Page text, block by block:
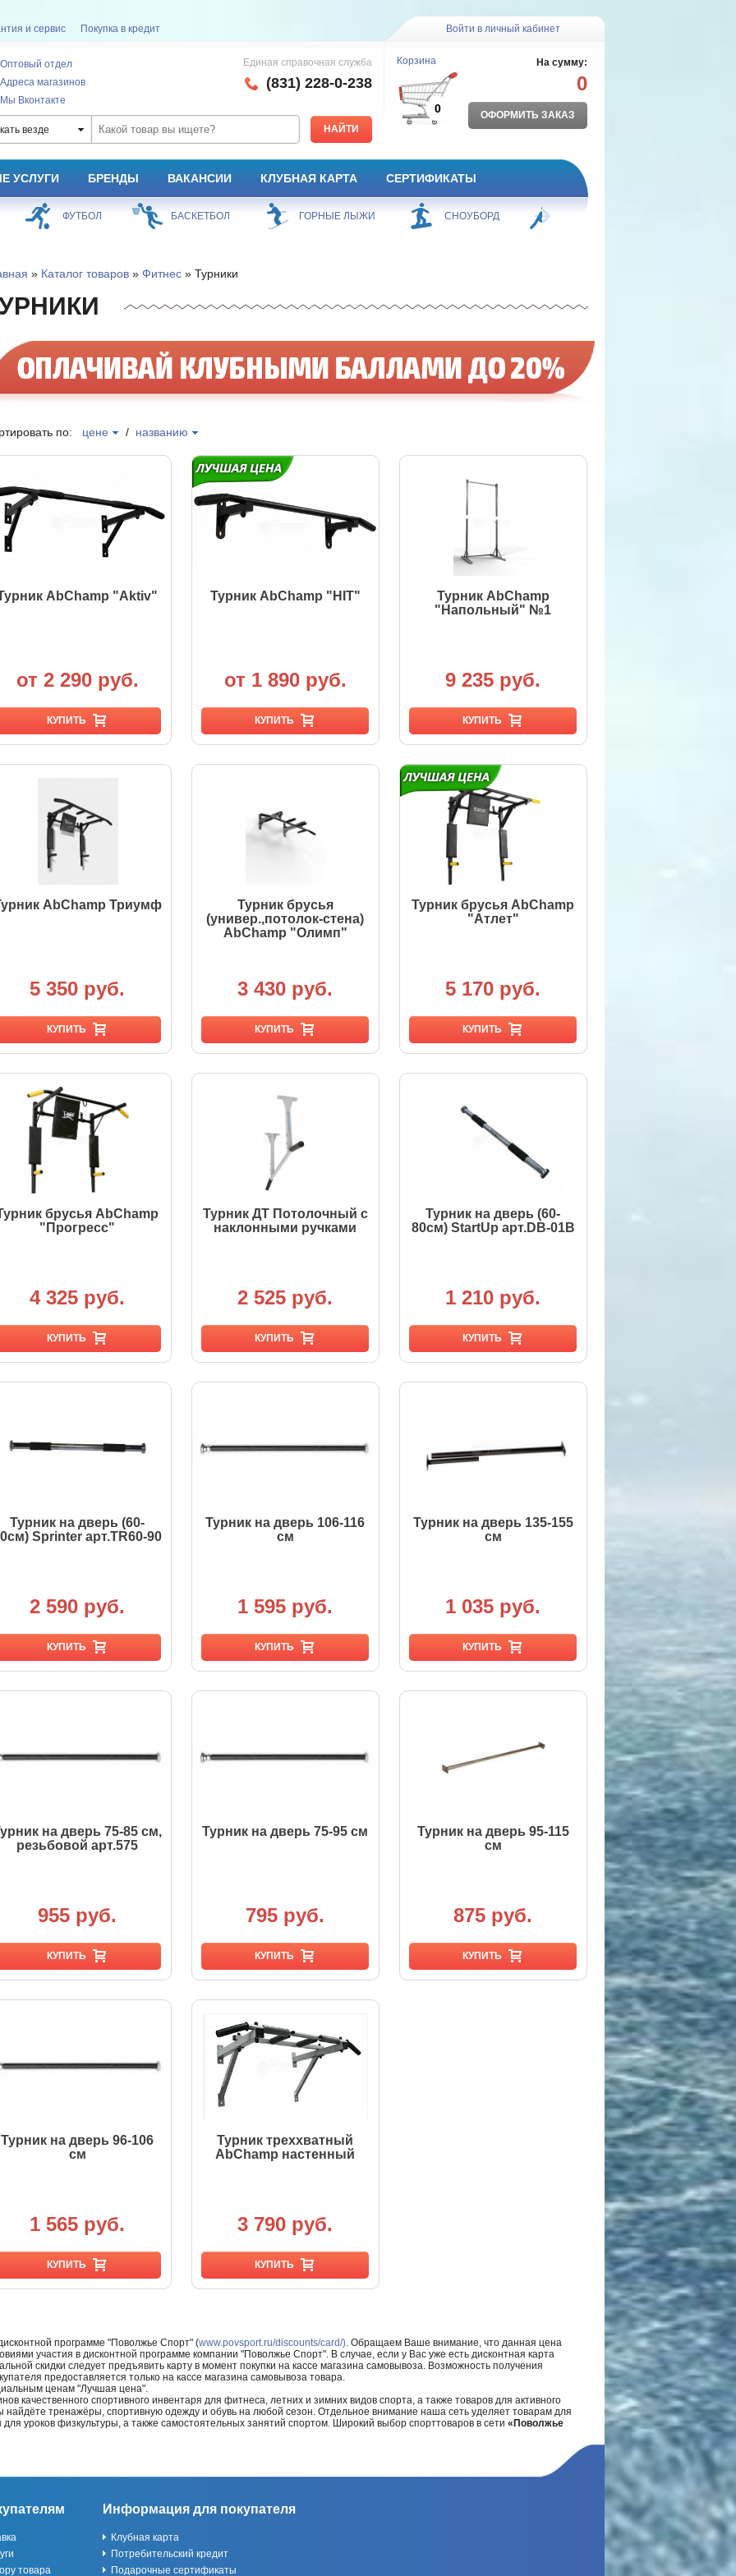
и сервис Покупка в кредит Войти в личный кабинет
Оптовый отдел
Адреса магазинов
Мы Вконтакте
Единая справочная служба
(831) 228-0-238
везде
Корзина
0
На сумму:
0
ОФОРМИТЬ ЗАКАЗ
УСЛУГИ БРЕНДЫ ВАКАНСИИ КЛУБНАЯ КАРТА СЕРТИФИКАТЫ
ФУТБОЛ БАСКЕТБОЛ ГОРНЫЕ ЛЫЖИ СНОУБОРД
» Каталог товаров» Фитнес» Турники
по: цене / названию
AbChamp "Aktiv"
от 2 290 руб.
КУПИТЬ
Турник AbChamp "HIT"
от 1 890 руб.
КУПИТЬ
Турник AbChamp
"Напольный" №1
9 235 руб.
КУПИТЬ
AbChamp Триумф
5 350 руб.
КУПИТЬ
Турник брусья
(универ.,потолок-стена)
AbChamp "Олимп"
3 430 руб.
КУПИТЬ
Турник брусья AbChamp
"Атлет"
5 170 руб.
КУПИТЬ
брусья AbChamp
"Прогресс"
4 325 руб.
КУПИТЬ
Турник ДТ Потолочный с
наклонными ручками
2 525 руб.
КУПИТЬ
Турник на дверь (60-
80см) StartUp арт.DB-01B
1 210 руб.
КУПИТЬ
Турник на дверь (60-
Sprinter арт.TR60-90
2 590 руб.
КУПИТЬ
Турник на дверь 106-116
см
1 595 руб.
КУПИТЬ
Турник на дверь 135-155
см
1 035 руб.
КУПИТЬ
на дверь 75-85 см,
резьбовой арт.575
955 руб.
КУПИТЬ
Турник на дверь 75-95 см
795 руб.
КУПИТЬ
Турник на дверь 95-115
см
875 руб.
КУПИТЬ
Турник на дверь 96-106
см
1 565 руб.
КУПИТЬ
Турник треххватный
AbChamp настенный
3 790 руб.
КУПИТЬ
программе "Поволжье Спорт" (www.povsport.ru/discounts/card/). Обращаем Ваше внимание, что данная цена
участия в дисконтной программе компании "Поволжье Спорт". В случае, если у Вас уже есть дисконтная карта
скидки следует предъявить карту в момент покупки на кассе магазина самовывоза. Возможность получения
предоставляется только на кассе магазина самовывоза товара.
ценам "Лучшая цена".
качественного спортивного инвентаря для фитнеса, летних и зимних видов спорта, а также товаров для активного
тренажёры, спортивную одежду и обувь на любой сезон. Отдельное внимание наша сеть уделяет товарам для
уроков физкультуры, а также самостоятельных занятий спортом. Широкий выбор спорттоваров в сети «Поволжье
товара
Информация для покупателя
Клубная карта
Потребительский кредит
Подарочные сертификаты